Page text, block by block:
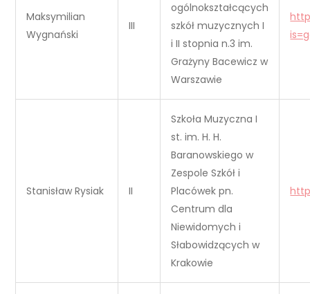
Maksymilian
Wygnański
III
ogólnokształcących
szkół muzycznych I
i II stopnia n.3 im.
Grażyny Bacewicz w
Warszawie
Stanisław Rysiak II
Szkoła Muzyczna I
st. im. H. H.
Baranowskiego w
Zespole Szkół i
Placówek pn.
Centrum dla
Niewidomych i
Słabowidzących w
Krakowie